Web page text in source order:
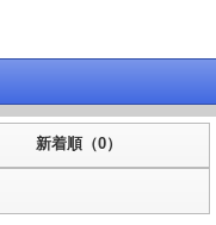
新着順（0）